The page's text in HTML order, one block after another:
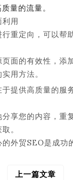
量的流量。
用
重定向，可以帮
面的有效性，添
用方法。
提供高质量的服
享您的内容，重
。
外贸SEO是成功
上一篇文章